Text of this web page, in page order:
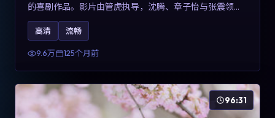
的喜剧作品。影片由管虎执导，沈腾、章子怡与张震领衔
出演。剧情通过回忆与现实交错呈现记忆的可塑性，整体
完成度高，适合希望了解法国喜剧类型创作的观众在线观
高清 流畅
9.6万 125个月前
96:31